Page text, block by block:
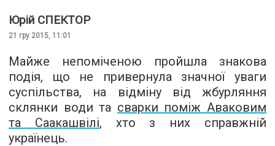
Юрій СПЕКТОР
21 гру 2015, 11:01
Майже непоміченою пройшла знакова
подія, що не привернула значної уваги
суспільства, на відміну від жбурляння
склянки води та сварки поміж Аваковим
та Саакашвілі, хто з них справжній
українець.